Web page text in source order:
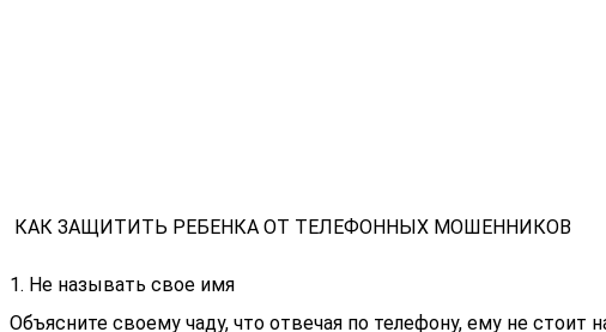
КАК ЗАЩИТИТЬ РЕБЕНКА ОТ ТЕЛЕФОННЫХ МОШЕННИКОВ
1. Не называть свое имя
Объясните своему чаду, что отвечая по телефону, ему не стоит